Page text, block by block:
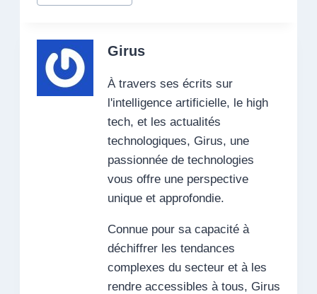
Girus
À travers ses écrits sur
l'intelligence artificielle, le high
tech, et les actualités
technologiques, Girus, une
passionnée de technologies
vous offre une perspective
unique et approfondie.
Connue pour sa capacité à
déchiffrer les tendances
complexes du secteur et à les
rendre accessibles à tous, Girus